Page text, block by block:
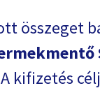
összeget
A kifizetés